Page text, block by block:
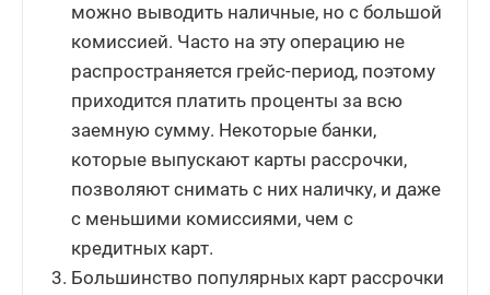
можно выводить наличные, но с большой
комиссией. Часто на эту операцию не
распространяется грейс-период, поэтому
приходится платить проценты за всю
заемную сумму. Некоторые банки,
которые выпускают карты рассрочки,
позволяют снимать с них наличку, и даже
с меньшими комиссиями, чем с
кредитных карт.
Большинство популярных карт рассрочки